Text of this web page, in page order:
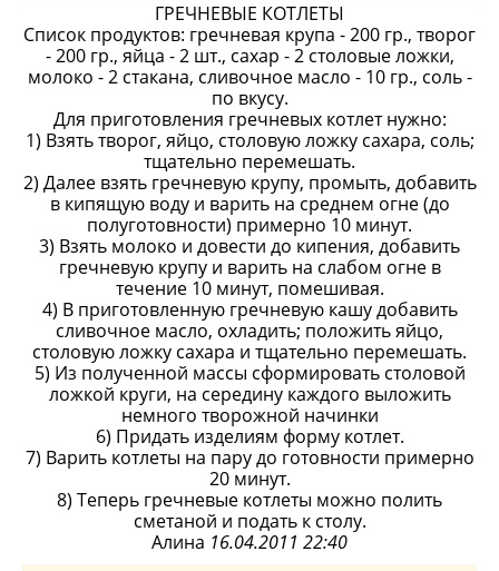
ГРЕЧНЕВЫЕ КОТЛЕТЫ
Список продуктов: гречневая крупа - 200 гр., творог
- 200 гр., яйца - 2 шт., сахар - 2 столовые ложки,
молоко - 2 стакана, сливочное масло - 10 гр., соль -
по вкусу.
Для приготовления гречневых котлет нужно:
1) Взять творог, яйцо, столовую ложку сахара, соль;
тщательно перемешать.
2) Далее взять гречневую крупу, промыть, добавить
в кипящую воду и варить на среднем огне (до
полуготовности) примерно 10 минут.
3) Взять молоко и довести до кипения, добавить
гречневую крупу и варить на слабом огне в
течение 10 минут, помешивая.
4) В приготовленную гречневую кашу добавить
сливочное масло, охладить; положить яйцо,
столовую ложку сахара и тщательно перемешать.
5) Из полученной массы сформировать столовой
ложкой круги, на середину каждого выложить
немного творожной начинки
6) Придать изделиям форму котлет.
7) Варить котлеты на пару до готовности примерно
20 минут.
8) Теперь гречневые котлеты можно полить
сметаной и подать к столу.
Алина 16.04.2011 22:40